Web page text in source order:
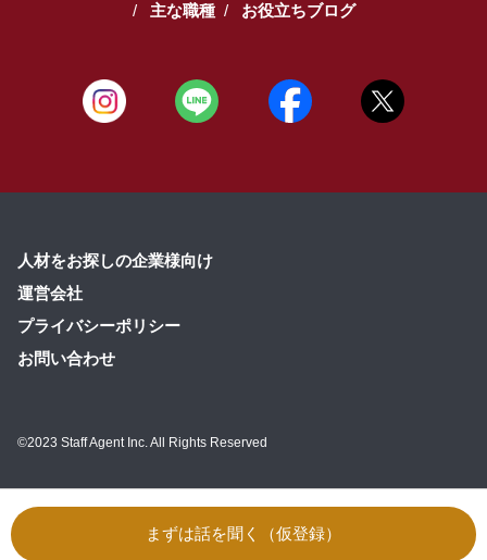
まずは話を聞く（仮登録）
主な職種
お役立ちブログ
人材をお探しの企業様向け
運営会社
プライバシーポリシー
お問い合わせ
©2023 Staff Agent Inc. All Rights Reserved